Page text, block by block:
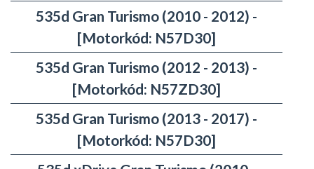
535d Gran Turismo (2010 - 2012) -
[Motorkód: N57D30]
535d Gran Turismo (2012 - 2013) -
[Motorkód: N57ZD30]
535d Gran Turismo (2013 - 2017) -
[Motorkód: N57D30]